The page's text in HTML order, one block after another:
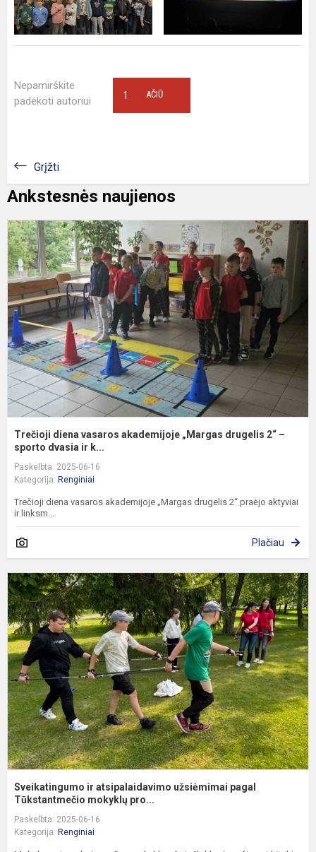
Nepamirškite
padėkoti autoriui
AČIŪ
1
Grįžti
Ankstesnės naujienos
Trečioji diena vasaros akademijoje „Margas drugelis 2“ –
sporto dvasia ir k...
Paskelbta: 2025-06-16
Kategorija: Renginiai
Trečioji diena vasaros akademijoje „Margas drugelis 2“ praėjo aktyviai
ir linksm...
Plačiau
Sveikatingumo ir atsipalaidavimo užsiėmimai pagal
Tūkstantmečio mokyklų pro...
Paskelbta: 2025-06-16
Kategorija: Renginiai